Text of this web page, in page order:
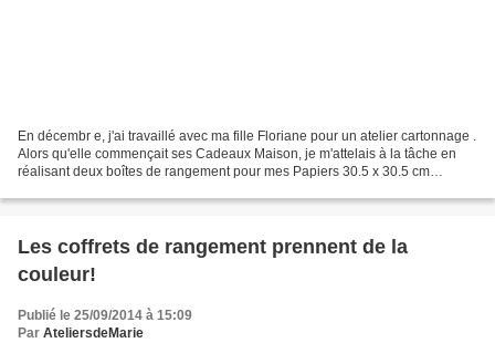
En décembr e, j'ai travaillé avec ma fille Floriane pour un atelier cartonnage .
Alors qu'elle commençait ses Cadeaux Maison, je m'attelais à la tâche en
réalisant deux boîtes de rangement pour mes Papiers 30.5 x 30.5 cm
Les coffrets de rangement prennent de la
couleur!
Publié le 25/09/2014 à 15:09
Par AteliersdeMarie